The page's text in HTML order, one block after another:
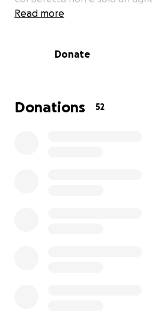
É una casa. Un rifugio nel
coltivati con amore e tenacia,
di chi lo ha creato, e la forza di
nonostante tutto, vuole
Read more
Donate
Donations 52